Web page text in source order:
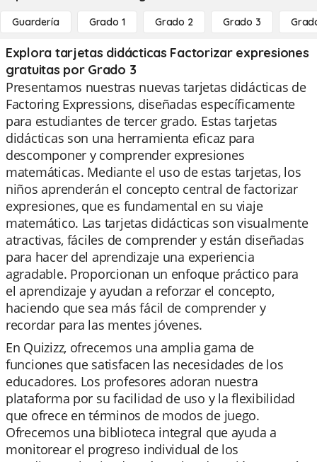
Guardería Grado 1 Grado 2 Grado 3
Explora tarjetas didácticas Factorizar expresiones
gratuitas por Grado 3
Presentamos nuestras nuevas tarjetas didácticas de
Factoring Expressions, diseñadas específicamente
para estudiantes de tercer grado. Estas tarjetas
didácticas son una herramienta eficaz para
descomponer y comprender expresiones
matemáticas. Mediante el uso de estas tarjetas, los
niños aprenderán el concepto central de factorizar
expresiones, que es fundamental en su viaje
matemático. Las tarjetas didácticas son visualmente
atractivas, fáciles de comprender y están diseñadas
para hacer del aprendizaje una experiencia
agradable. Proporcionan un enfoque práctico para
el aprendizaje y ayudan a reforzar el concepto,
haciendo que sea más fácil de comprender y
recordar para las mentes jóvenes.
En Quizizz, ofrecemos una amplia gama de
funciones que satisfacen las necesidades de los
educadores. Los profesores adoran nuestra
plataforma por su facilidad de uso y la flexibilidad
que ofrece en términos de modos de juego.
Ofrecemos una biblioteca integral que ayuda a
monitorear el progreso individual de los